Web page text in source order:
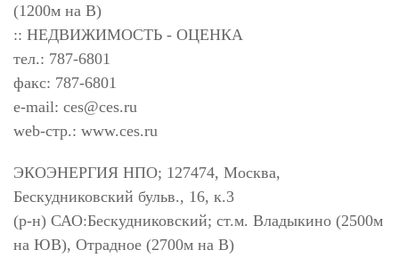
(1200м на В)
:: НЕДВИЖИМОСТЬ - ОЦЕНКА
тел.: 787-6801
факс: 787-6801
e-mail: ces@ces.ru
web-стр.: www.ces.ru
ЭКОЭНЕРГИЯ НПО; 127474, Москва,
Бескудниковский бульв., 16, к.3
(р-н) САО:Бескудниковский; ст.м. Владыкино (2500м
на ЮВ), Отрадное (2700м на В)